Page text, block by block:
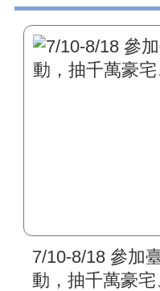
7/10-8/18 參加
動，抽千萬豪